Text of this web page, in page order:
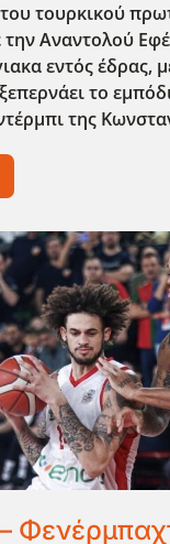
τουρκικού
Αναντολού
εντός έδρας,
το
της